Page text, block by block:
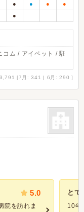
● ● ● ●
●
コム / アイペット / 駐
[7月: 341 | 6月: 290 ]
5.0
院を訪れま
とて
10年